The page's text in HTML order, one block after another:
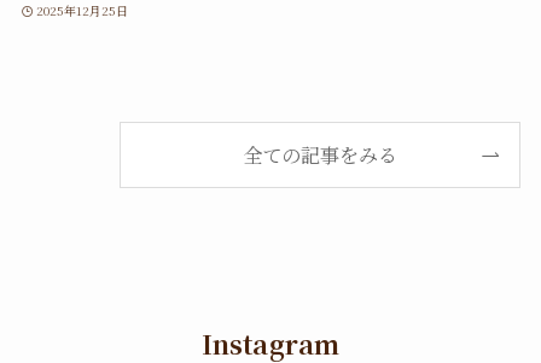
2025年12月25日
全ての記事をみる
Instagram